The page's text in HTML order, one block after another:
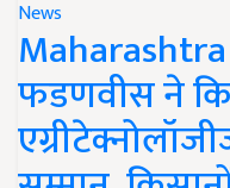
News
Maharashtra
फडणवीस ने